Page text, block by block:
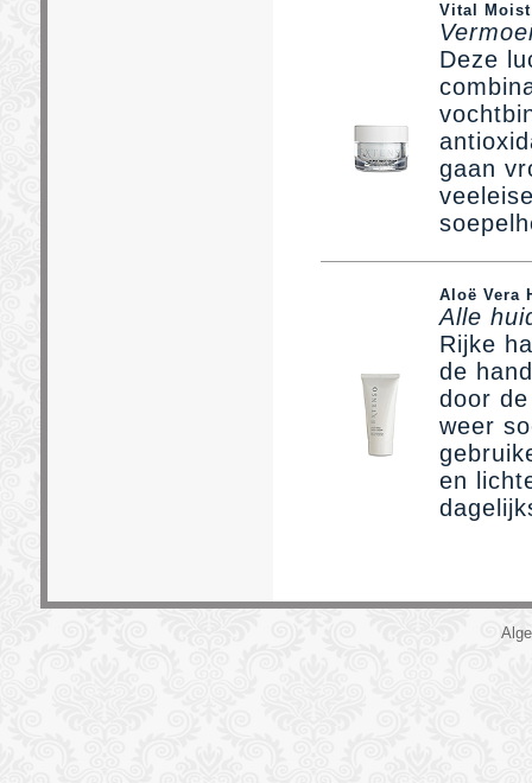
Vital
Deze
gaan
Aloë Vera
Alle
Rijke
de
door
weer
en